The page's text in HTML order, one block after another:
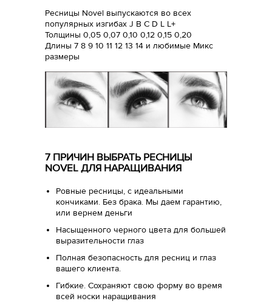
Ресницы Novel выпускаются во всех
популярных изгибах J B C D L L+
Толщины 0,05 0,07 0,10 0,12 0,15 0,20
Длины 7 8 9 10 11 12 13 14 и любимые Микс
размеры
7 ПРИЧИН ВЫБРАТЬ РЕСНИЦЫ
NOVEL ДЛЯ НАРАЩИВАНИЯ
Ровные ресницы, с идеальными
кончиками. Без брака. Мы даем гарантию,
или вернем деньги
Насыщенного черного цвета для большей
выразительности глаз
Полная безопасность для ресниц и глаз
вашего клиента.
Гибкие. Сохраняют свою форму во время
всей носки наращивания